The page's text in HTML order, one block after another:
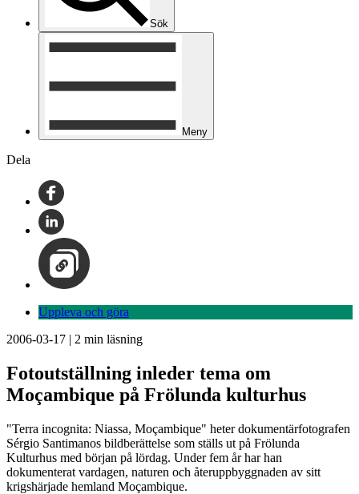
Sök
Meny
Dela
Uppleva och göra
2006-03-17 | 2 min läsning
Fotoutställning inleder tema om
Moçambique på Frölunda kulturhus
"Terra incognita: Niassa, Moçambique" heter dokumentärfotografen
Sérgio Santimanos bildberättelse som ställs ut på Frölunda
Kulturhus med början på lördag. Under fem år har han
dokumenterat vardagen, naturen och återuppbyggnaden av sitt
krigshärjade hemland Moçambique.